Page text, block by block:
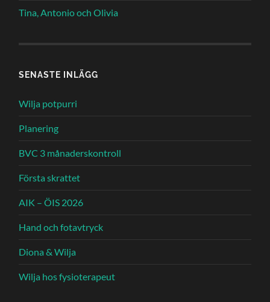
Tina, Antonio och Olivia
SENASTE INLÄGG
Wilja potpurri
Planering
BVC 3 månaderskontroll
Första skrattet
AIK – ÖIS 2026
Hand och fotavtryck
Diona & Wilja
Wilja hos fysioterapeut